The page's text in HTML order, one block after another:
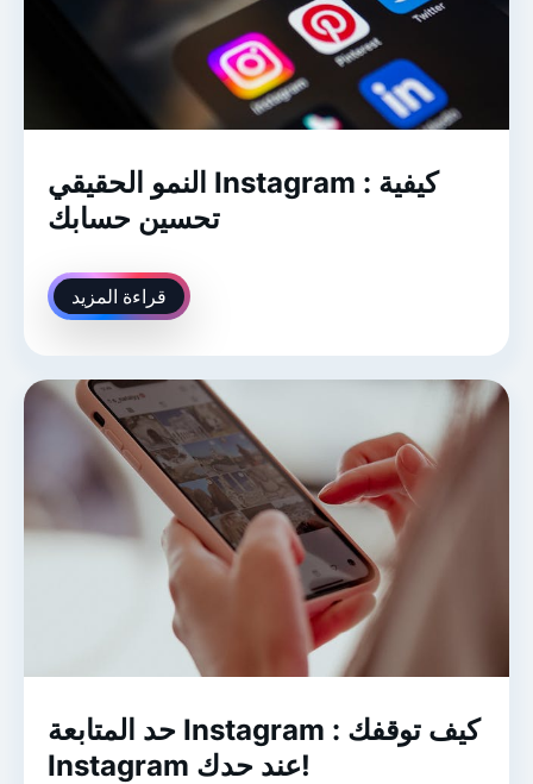
النمو الحقيقي Instagram : كيفية
تحسين حسابك
قراءة المزيد
حد المتابعة Instagram : كيف توقفك
Instagram عند حدك!